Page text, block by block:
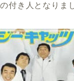
付き人となりま